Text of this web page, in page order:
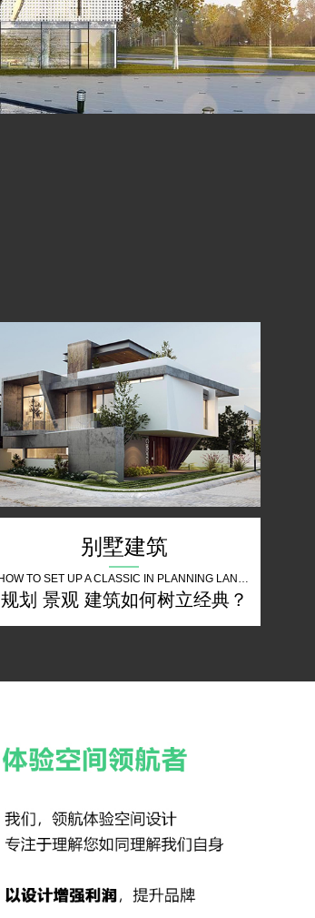
别墅建筑
HOW TO SET UP A CLASSIC IN PLANNING LANDSCAPE ARCHITECTURE
规划 景观 建筑如何树立经典？